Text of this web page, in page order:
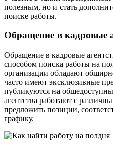
полезным, но и стать
поиске работы.
Обращение в кадровые
Обращение в кадровые
способом поиска работы на
организации обладают
часто имеют эксклюзивные
публикуются на
агентства работают с
предложить позиции,
графику.